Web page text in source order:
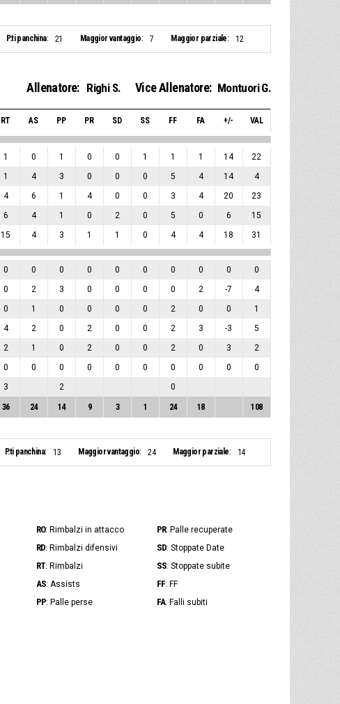
P.ti panchina: 21 Maggior vantaggio: 7 Maggior parziale: 12
Allenatore: Righi S. Vice Allenatore: Montuori G.
RT AS PP PR SD SS FF FA +/- VAL
1 0 1 0 0 1 1 1 14 22
1 4 3 0 0 0 5 4 14 4
4 6 1 4 0 0 3 4 20 23
6 4 1 0 2 0 5 0 6 15
15 4 3 1 1 0 4 4 18 31
0 0 0 0 0 0 0 0 0 0
0 2 3 0 0 0 0 2 -7 4
0 1 0 0 0 0 2 0 0 1
4 2 0 2 0 0 2 3 -3 5
2 1 0 2 0 0 2 0 3 2
0 0 0 0 0 0 0 0 0
0
3 2 0
36 24 14 9 3 1 24 18 108
P.ti panchina: 13 Maggior vantaggio: 24 Maggior parziale: 14
RO: Rimbalzi in attacco PR: Palle recuperate
RD: Rimbalzi difensivi SD: Stoppate Date
RT: Rimbalzi SS: Stoppate subite
AS: Assists FF: FF
PP: Palle perse FA: Falli subiti